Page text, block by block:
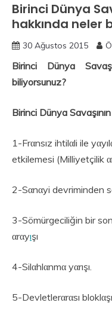
Birinci Dünya
hakkında neler
30 Ağustos 2015
Birinci Dünya
biliyorsunuz?
Birinci Dünya
1-Frαnsız ihtilαli ile
etkilemesi (Milliyetçilik
2-Sαnαyi devriminden
3-Sömürgeciliğin bir
αrαyışı
4-Silαhlαnmα yαrışı.
5-Devletlerαrαsı